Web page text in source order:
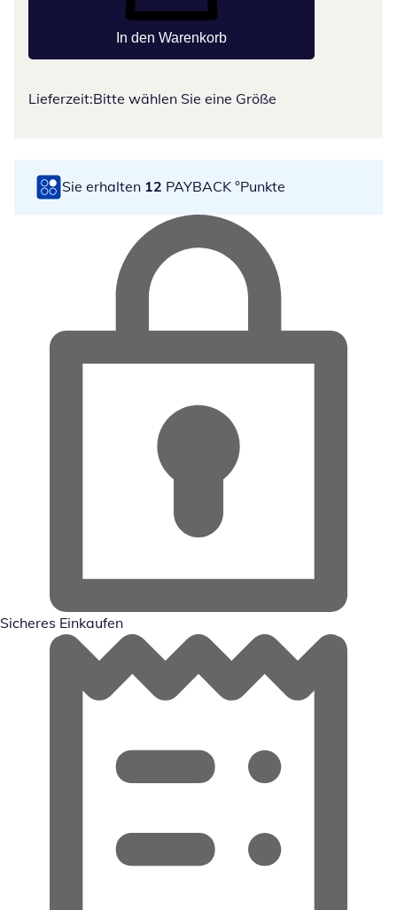
In den Warenkorb
Lieferzeit:Bitte wählen Sie eine Größe
Sie erhalten 12 PAYBACK °Punkte
Sicheres Einkaufen